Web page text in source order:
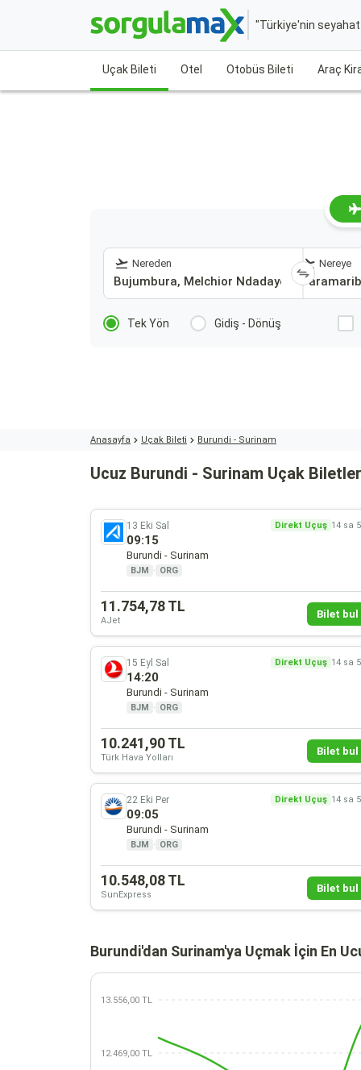
"Türkiye'nin
Uçak Bileti Otel Otobüs Bileti Araç
Nereden Nereye
Tek Yön Gidiş - Dönüş
Anasayfa Uçak Bileti Burundi - Surinam
Ucuz Burundi - Surinam Uçak
13 Eki Sal Direkt Uçuş 14 sa
09:15
Burundi - Surinam
BJM · ORG
11.754,78 TL
AJet
Bilet bul
15 Eyl Sal Direkt Uçuş 14 sa
14:20
Burundi - Surinam
BJM · ORG
10.241,90 TL
Türk Hava Yolları
Bilet bul
22 Eki Per Direkt Uçuş 14 sa
09:05
Burundi - Surinam
BJM · ORG
10.548,08 TL
SunExpress
Bilet bul
Burundi'dan Surinam'ya Uçmak İçin En
13.556,00 TL
12.469,00 TL